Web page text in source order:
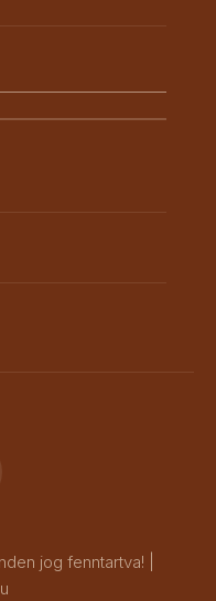
jog fenntartva! |